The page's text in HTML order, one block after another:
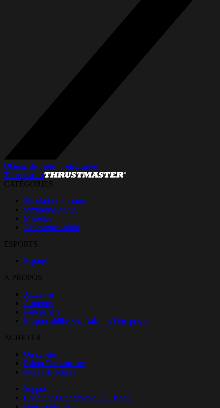
Obtenir de l'aide_
Télécharger_
Thrustmaster
CATÉGORIES
Simulation de course
Simulation de vol
Manettes
Accessoires audio
ESPORTS
Esports
À PROPOS
Actualités
À propos
Partenariats
Responsabilité Sociétale des Entreprises
ACHETER
Où acheter
Eshop Thrustmaster
Pièces détachées
Support
Conditions Générales d’Utilisation
Nous contacter